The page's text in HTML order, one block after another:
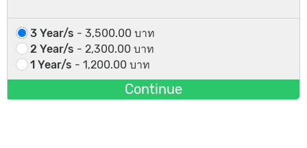
3 Year/s - 3,500.00 บาท
2 Year/s - 2,300.00 บาท
1 Year/s - 1,200.00 บาท
Continue